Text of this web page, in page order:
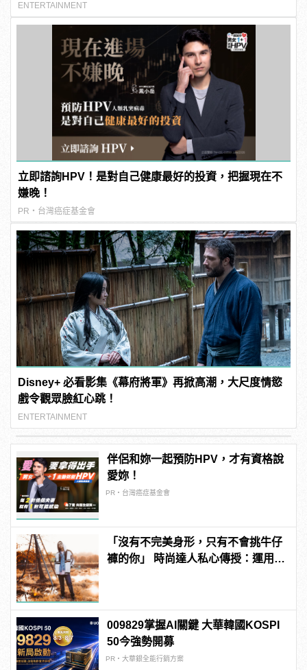
ENTERTAINMENT
立即諮詢HPV！是對自己健康最好的投資，把握現在不
嫌晚！
PR・台灣癌症基金會
Disney+ 必看影集《幕府將軍》再掀高潮，大尺度情慾
戲令觀眾臉紅心跳！
ENTERTAINMENT
伴侶和妳一起預防HPV，才有資格說
愛妳！
PR・台灣癌症基金會
「沒有不完美身形，只有不會挑牛仔
褲的你」 時尚達人私心傳授：運用
009829掌握AI關鍵 大華韓國KOSPI
50今強勢開募
PR・大華銀全能行銷方案